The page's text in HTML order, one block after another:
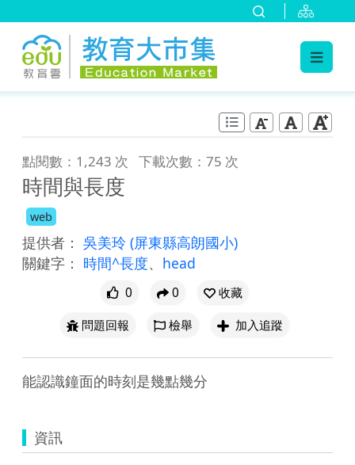
點閱數：1,243 次 下載次數：75 次
時間與長度
web
提供者： 吳美玲 (屏東縣高朗國小)
關鍵字： 時間^長度、 head
0 0
收藏
問題回報
檢舉 加入追蹤
能認識鐘面的時刻是幾點幾分
資訊